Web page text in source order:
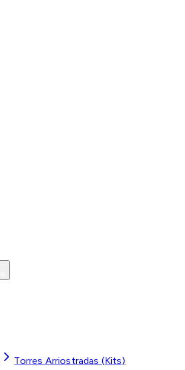
Torres Arriostradas (Kits)